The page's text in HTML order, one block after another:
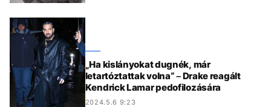
„Ha kislányokat dugnék, már
letartóztattak volna“ – Drake reagált
Kendrick Lamar pedofilozására
2024.5.6 9:23